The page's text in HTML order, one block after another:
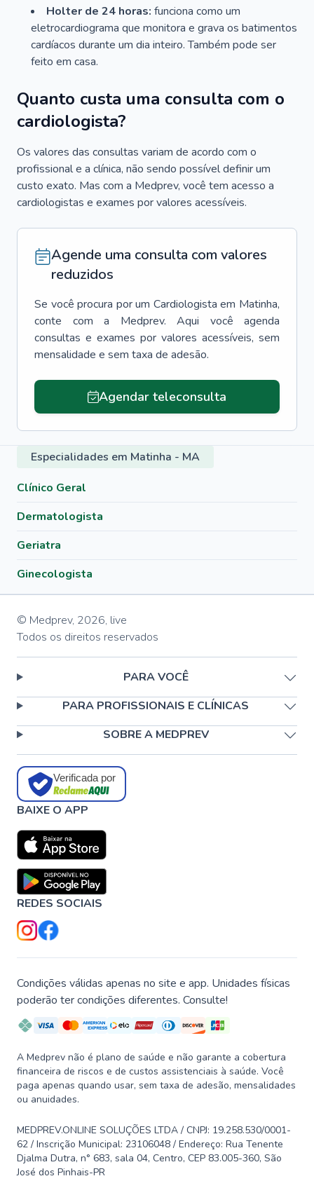
Holter de 24 horas: funciona como um
eletrocardiograma que monitora e grava os batimentos
cardíacos durante um dia inteiro. Também pode ser
feito em casa.
Quanto custa uma consulta com o
cardiologista?
Os valores das consultas variam de acordo com o
profissional e a clínica, não sendo possível definir um
custo exato. Mas com a Medprev, você tem acesso a
cardiologistas e exames por valores acessíveis.
Agende uma consulta com valores
reduzidos
Se você procura por um Cardiologista em Matinha,
conte com a Medprev. Aqui você agenda
consultas e exames por valores acessíveis, sem
mensalidade e sem taxa de adesão.
Agendar teleconsulta
Especialidades em Matinha - MA
Clínico Geral
Dermatologista
Geriatra
Ginecologista
© Medprev, 2026, live
Todos os direitos reservados
PARA VOCÊ
PARA PROFISSIONAIS E CLÍNICAS
SOBRE A MEDPREV
Verificada por
BAIXE O APP
REDES SOCIAIS
Condições válidas apenas no site e app. Unidades físicas
poderão ter condições diferentes. Consulte!
A Medprev não é plano de saúde e não garante a cobertura
financeira de riscos e de custos assistenciais à saúde. Você
paga apenas quando usar, sem taxa de adesão, mensalidades
ou anuidades.
MEDPREV.ONLINE SOLUÇÕES LTDA / CNPJ: 19.258.530/0001-
62 / Inscrição Municipal: 23106048 / Endereço: Rua Tenente
Djalma Dutra, n° 683, sala 04, Centro, CEP 83.005-360, São
José dos Pinhais-PR